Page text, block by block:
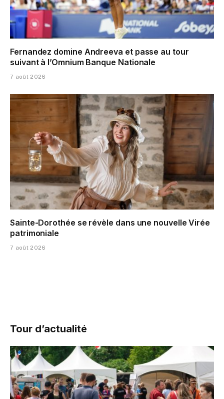
Fernandez domine Andreeva et passe au tour
suivant à l’Omnium Banque Nationale
7 août 2026
Sainte-Dorothée se révèle dans une nouvelle Virée
patrimoniale
7 août 2026
Tour d’actualité